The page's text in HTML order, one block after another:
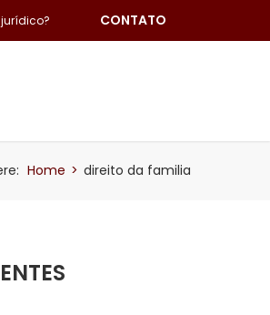
CONTATO
Home > direito da familia